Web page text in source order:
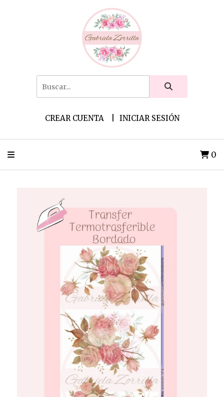
CREAR CUENTA INICIAR SESIÓN
0